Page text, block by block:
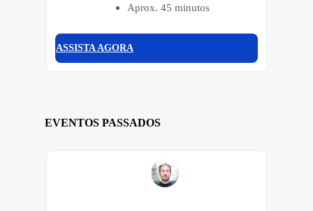
Aprox. 45 minutos
ASSISTA AGORA
EVENTOS PASSADOS